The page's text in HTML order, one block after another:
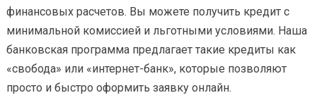
финансовых расчетов. Вы можете получить кредит с
минимальной комиссией и льготными условиями. Наша
банковская программа предлагает такие кредиты как
«свобода» или «интернет-банк», которые позволяют
просто и быстро оформить заявку онлайн.